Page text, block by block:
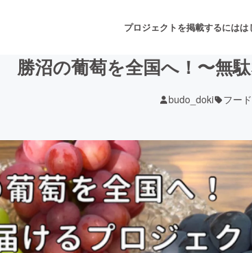
プロジェクトを掲載するにはは
音楽
ェット ゲーム・サービス開発
書籍・雑誌出版
勝沼の葡萄を全国へ！〜無
budo_doki フー